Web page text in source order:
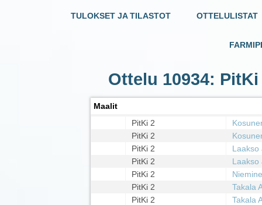
TULOKSET JA TILASTOT OTTELULISTAT
Ottelu 10934:
Maalit
PitKi 2
PitKi 2
PitKi 2
Laakso
PitKi 2
Laakso
PitKi 2
PitKi 2
Takala
PitKi 2
Takala